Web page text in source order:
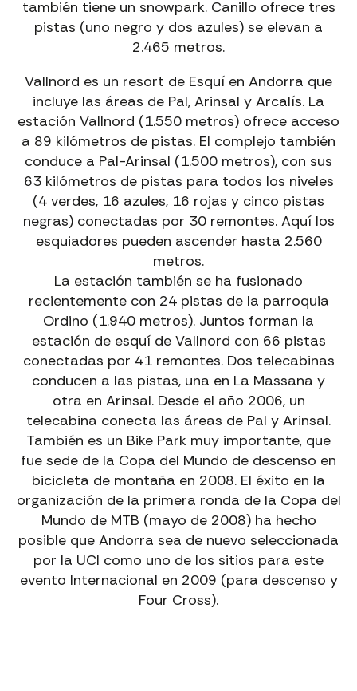
también tiene un snowpark. Canillo ofrece tres
pistas (uno negro y dos azules) se elevan a
2.465 metros.
Vallnord es un resort de Esquí en Andorra que
incluye las áreas de Pal, Arinsal y Arcalís. La
estación Vallnord (1.550 metros) ofrece acceso
a 89 kilómetros de pistas. El complejo también
conduce a Pal-Arinsal (1.500 metros), con sus
63 kilómetros de pistas para todos los niveles
(4 verdes, 16 azules, 16 rojas y cinco pistas
negras) conectadas por 30 remontes. Aquí los
esquiadores pueden ascender hasta 2.560
metros.
La estación también se ha fusionado
recientemente con 24 pistas de la parroquia
Ordino (1.940 metros). Juntos forman la
estación de esquí de Vallnord con 66 pistas
conectadas por 41 remontes. Dos telecabinas
conducen a las pistas, una en La Massana y
otra en Arinsal. Desde el año 2006, un
telecabina conecta las áreas de Pal y Arinsal.
También es un Bike Park muy importante, que
fue sede de la Copa del Mundo de descenso en
bicicleta de montaña en 2008. El éxito en la
organización de la primera ronda de la Copa del
Mundo de MTB (mayo de 2008) ha hecho
posible que Andorra sea de nuevo seleccionada
por la UCI como uno de los sitios para este
evento Internacional en 2009 (para descenso y
Four Cross).
EXPERIENCIAEN LA MONTAÑA
ALQUILER DE BICICLETAS EN ANDORRA Y LA
MOLINA
DH Santa Cruz, Ebikes, Eroad, Road y Gravel para
todos los niveles y experiencias.
Alquiler Bicicletas
EXCURSIONES GUIADAS CON EBIKE EN ANDORRA
Descubre paisajes únicos con guías especializados.
Excursiones Ebike →
VÍAS FERRATAS CON GUÍA EN ANDORRA
Aventura segura y emocionante adaptada a tu nivel.
Vías Ferratas con Guía